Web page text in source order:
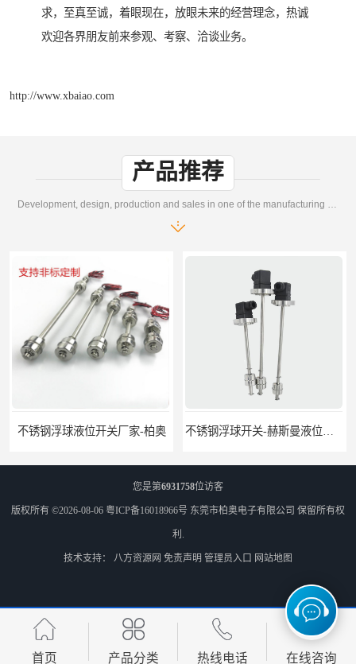
求，至真至诚，着眼现在，放眼未来的经营理念，热诚
欢迎各界朋友前来参观、考察、洽谈业务。
http://www.xbaiao.com
产品推荐
Development, design, production and sales in one of the manufacturing enterprises
不锈钢浮球液位开关厂家-柏奥 不锈钢浮球开关-赫斯曼液位开关定制-柏奥
浮球开关原理-液位开关种类 水位控制开关-塑料浮球阀供应-柏奥
您是第6931758位访客
版权所有 ©2026-08-06 粤ICP备16018966号 东莞市柏奥电子有限公司 保留所有权
利.
技术支持： 八方资源网 免责声明 管理员入口 网站地图
首页 产品分类 热线电话 在线咨询